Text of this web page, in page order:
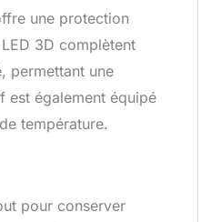
une protection
3D complètent
permettant une
est également équipé
température.
pour conserver